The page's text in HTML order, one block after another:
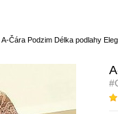
A-Čára Podzim Délka podlahy